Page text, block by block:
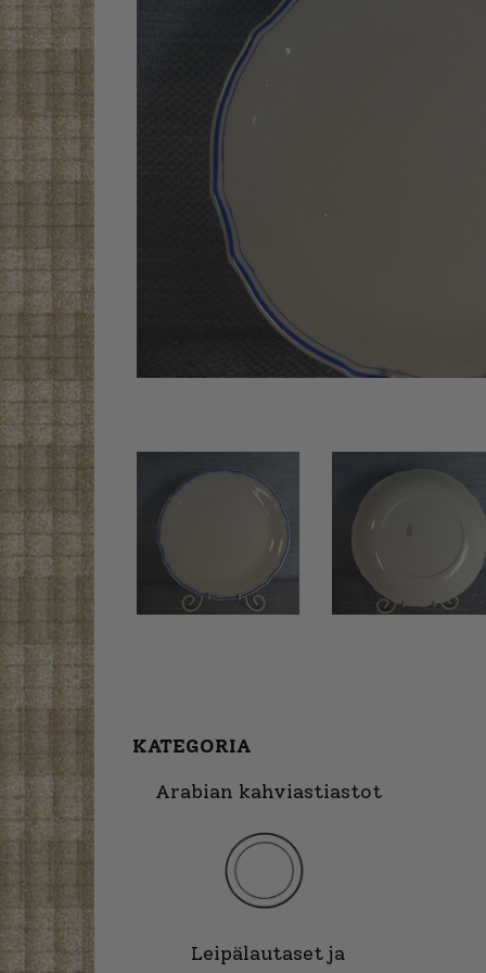
KATEGORIA
Arabian kahviastiastot
Leipälautaset ja